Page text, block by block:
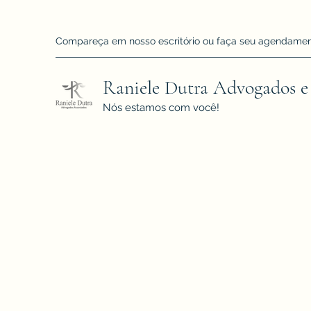
Compareça em nosso escritório ou faça seu
Raniele Dutra Advogados
Nós estamos com você!